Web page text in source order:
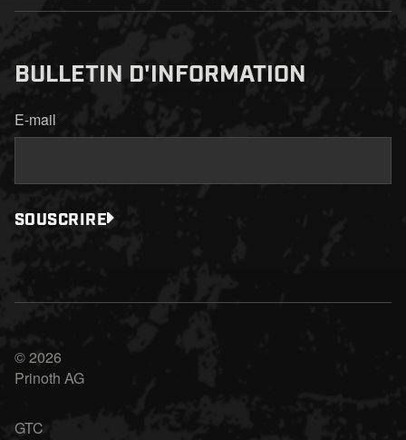
BULLETIN D'INFORMATION
E-mail
SOUSCRIRE
© 2026
Prinoth AG
GTC